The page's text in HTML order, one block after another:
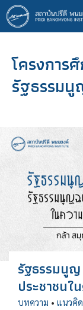
ข้าม
ไป
ยัง
หลักโครงการ
รัฐธรรมนู
รัฐธรรมนู
ประชาชนใ
บทความ • แนวคิ